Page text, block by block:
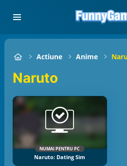
Actiune Anime
Naruto
NUMAI PENTRU PC
Naruto: Dating Sim